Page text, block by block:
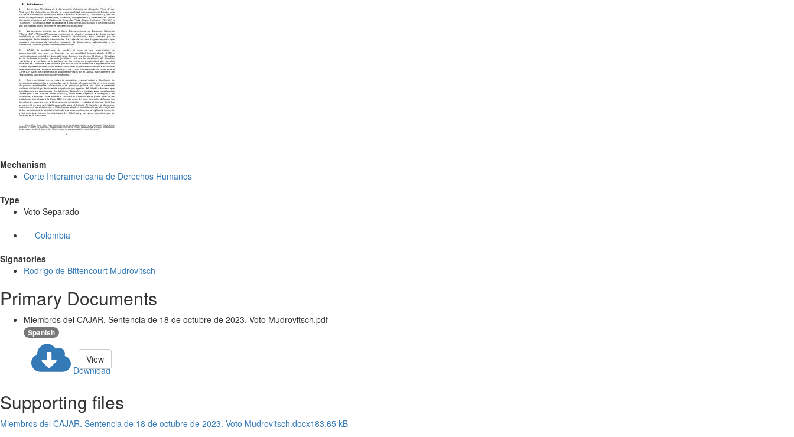
Mechanism
Corte Interamericana de Derechos Humanos
Type
Voto Separado
Colombia
Signatories
Rodrigo de Bittencourt Mudrovitsch
Primary Documents
Miembros del CAJAR. Sentencia de 18 de octubre de 2023. Voto Mudrovitsch.pdf
Spanish
Download
View
Supporting files
Miembros del CAJAR. Sentencia de 18 de octubre de 2023. Voto Mudrovitsch.docx183.65 kB